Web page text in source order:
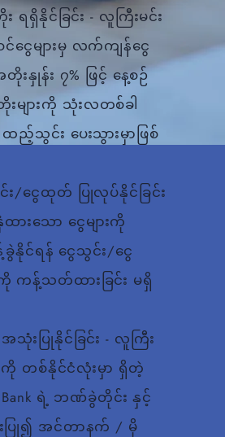
ရရှိနိုင်ခြင်း - လူကြီးမင်း
ေများမှ လက်ကျန်ငွေ
းနှုန်း ၇% ဖြင့် နေ့စဉ်
များကို သုံးလတစ်ခါ
ည့်သွင်း ပေးသွားမှာဖြစ်
/ငွေထုတ် ပြုလုပ်နိုင်ခြင်း
ားသော ငွေများကို
နိုင်ရန် ငွေသွင်း/ငွေ
ကန့်သတ်ထားခြင်း မရှိ
ပြုနိုင်ခြင်း - လူကြီး
ကို တစ်နိုင်ငံလုံးမှာ ရှိတဲ့
Bank ရဲ့ ဘဏ်ခွဲတိုင်း နှင့်
ြု၍ အင်တာနက် / မို